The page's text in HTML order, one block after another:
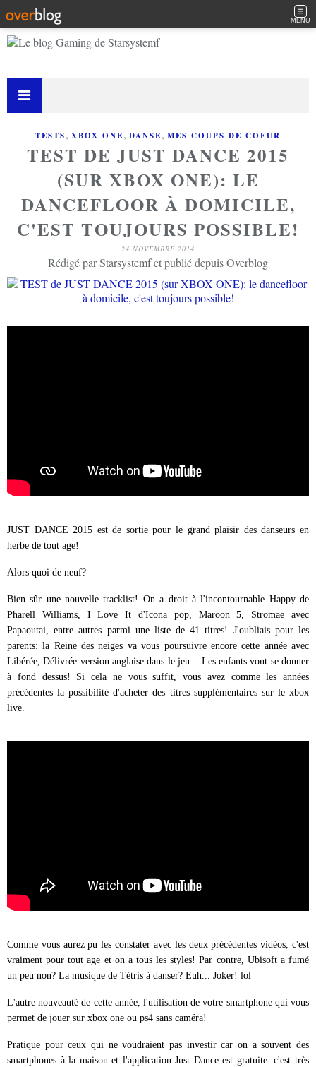
MENU
TESTS, XBOX ONE, DANSE, MES COUPS DE COEUR
TEST DE JUST DANCE 2015
(SUR XBOX ONE): LE
DANCEFLOOR À DOMICILE,
C'EST TOUJOURS POSSIBLE!
24 NOVEMBRE 2014
Rédigé par Starsystemf et publié depuis Overblog
JUST DANCE 2015 est de sortie pour le grand plaisir des danseurs en
herbe de tout age!
Alors quoi de neuf?
Bien sûr une nouvelle tracklist! On a droit à l'incontournable Happy de
Pharell Williams, I Love It d'Icona pop, Maroon 5, Stromae avec
Papaoutai, entre autres parmi une liste de 41 titres! J'oubliais pour les
parents: la Reine des neiges va vous poursuivre encore cette année avec
Libérée, Délivrée version anglaise dans le jeu... Les enfants vont se donner
à fond dessus! Si cela ne vous suffit, vous avez comme les années
précédentes la possibilité d'acheter des titres supplémentaires sur le xbox
live.
Comme vous aurez pu les constater avec les deux précédentes vidéos, c'est
vraiment pour tout age et on a tous les styles! Par contre, Ubisoft a fumé
un peu non? La musique de Tétris à danser? Euh... Joker! lol
L'autre nouveauté de cette année, l'utilisation de votre smartphone qui vous
permet de jouer sur xbox one ou ps4 sans caméra!
Pratique pour ceux qui ne voudraient pas investir car on a souvent des
smartphones à la maison et l'application Just Dance est gratuite: c'est très